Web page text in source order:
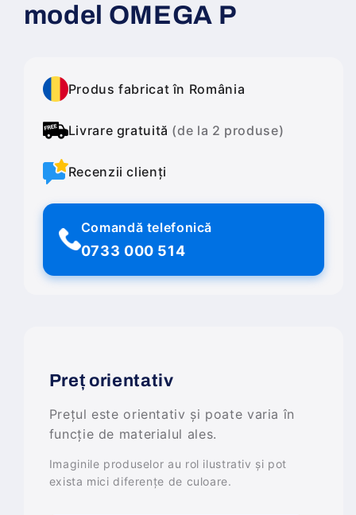
model OMEGA P
Produs fabricat în România
Livrare gratuită (de la 2 produse)
Recenzii clienți
Comandă telefonică
0733 000 514
Preț orientativ
Prețul este orientativ și poate varia în
funcție de materialul ales.
Imaginile produselor au rol ilustrativ și pot
exista mici diferențe de culoare.